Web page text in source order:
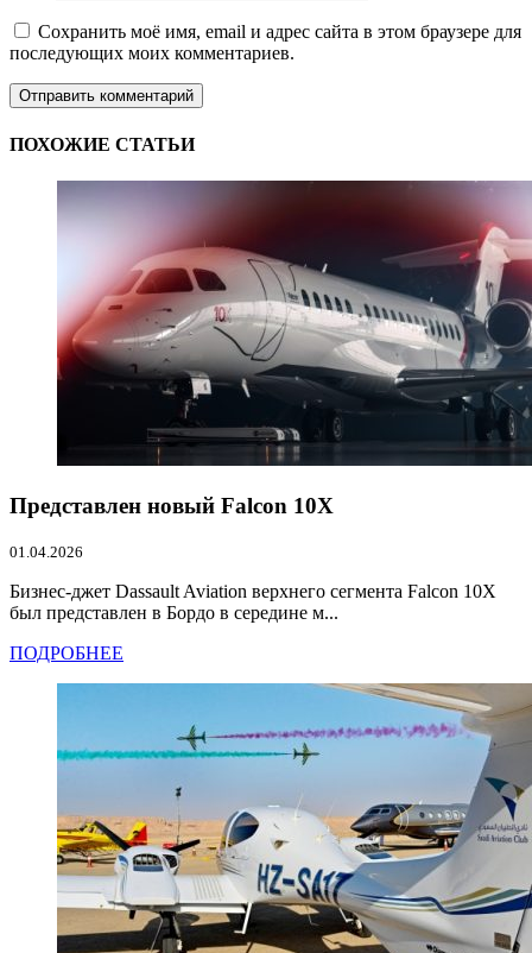
Сохранить моё имя, email и адрес сайта в этом браузере для
последующих моих комментариев.
ПОХОЖИЕ СТАТЬИ
Представлен новый Falcon 10X
01.04.2026
Бизнес-джет Dassault Aviation верхнего сегмента Falcon 10X
был представлен в Бордо в середине м...
ПОДРОБНЕЕ